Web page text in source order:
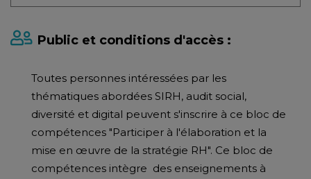
Public et conditions d'accès :
Toutes personnes intéressées par les
thématiques abordées SIRH, audit social,
diversité et digital peuvent s'inscrire à ce bloc de
compétences "Participer à l'élaboration et la
mise en œuvre de la stratégie RH". Ce bloc de
compétences intègre des enseignements à